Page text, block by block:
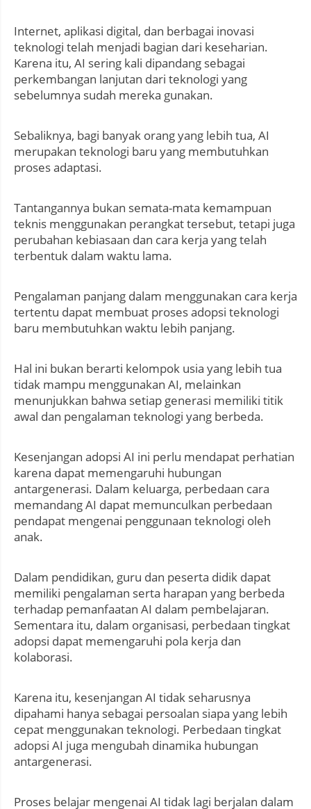
Internet, aplikasi digital, dan berbagai inovasi
teknologi telah menjadi bagian dari keseharian.
Karena itu, AI sering kali dipandang sebagai
perkembangan lanjutan dari teknologi yang
sebelumnya sudah mereka gunakan.
Sebaliknya, bagi banyak orang yang lebih tua, AI
merupakan teknologi baru yang membutuhkan
proses adaptasi.
Tantangannya bukan semata-mata kemampuan
teknis menggunakan perangkat tersebut, tetapi juga
perubahan kebiasaan dan cara kerja yang telah
terbentuk dalam waktu lama.
Pengalaman panjang dalam menggunakan cara kerja
tertentu dapat membuat proses adopsi teknologi
baru membutuhkan waktu lebih panjang.
Hal ini bukan berarti kelompok usia yang lebih tua
tidak mampu menggunakan AI, melainkan
menunjukkan bahwa setiap generasi memiliki titik
awal dan pengalaman teknologi yang berbeda.
Kesenjangan adopsi AI ini perlu mendapat perhatian
karena dapat memengaruhi hubungan
antargenerasi. Dalam keluarga, perbedaan cara
memandang AI dapat memunculkan perbedaan
pendapat mengenai penggunaan teknologi oleh
anak.
Dalam pendidikan, guru dan peserta didik dapat
memiliki pengalaman serta harapan yang berbeda
terhadap pemanfaatan AI dalam pembelajaran.
Sementara itu, dalam organisasi, perbedaan tingkat
adopsi dapat memengaruhi pola kerja dan
kolaborasi.
Karena itu, kesenjangan AI tidak seharusnya
dipahami hanya sebagai persoalan siapa yang lebih
cepat menggunakan teknologi. Perbedaan tingkat
adopsi AI juga mengubah dinamika hubungan
antargenerasi.
Proses belajar mengenai AI tidak lagi berjalan dalam